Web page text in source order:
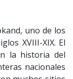
uno de los
XVIII-XIX. El
la historia del
nacionales